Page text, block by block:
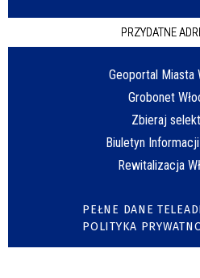
PRZYDATNE
Geoportal Miasta
Grobonet
Zbieraj
Biuletyn
Rewitalizacja
PEŁNE DANE
POLITYKA